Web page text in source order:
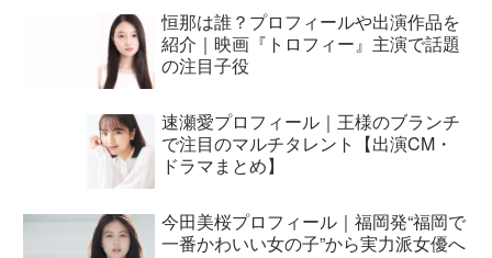
恒那は誰？プロフィールや出演作品を
紹介｜映画『トロフィー』主演で話題
の注目子役
速瀬愛プロフィール｜王様のブランチ
で注目のマルチタレント【出演CM・
ドラマまとめ】
今田美桜プロフィール｜福岡発“福岡で
一番かわいい女の子”から実力派女優へ